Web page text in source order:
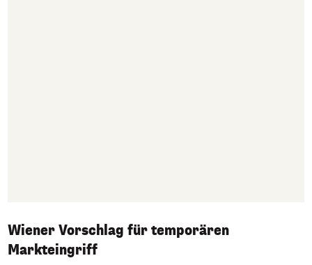
Wiener Vorschlag für temporären
Markteingriff